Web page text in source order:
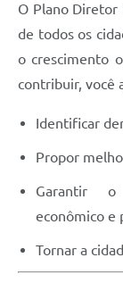
O Plano Diretor
de todos os
o crescimento
contribuir, você
Identificar
Propor
Garantir o
econômico e
Tornar a